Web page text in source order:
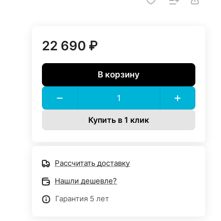
22 690 ₽
В корзину
Купить в 1 клик
Рассчитать доставку
Нашли дешевле?
Гарантия 5 лет